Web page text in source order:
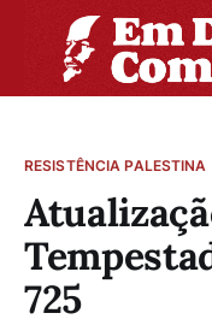
RESISTÊNCIA PALESTINA
725